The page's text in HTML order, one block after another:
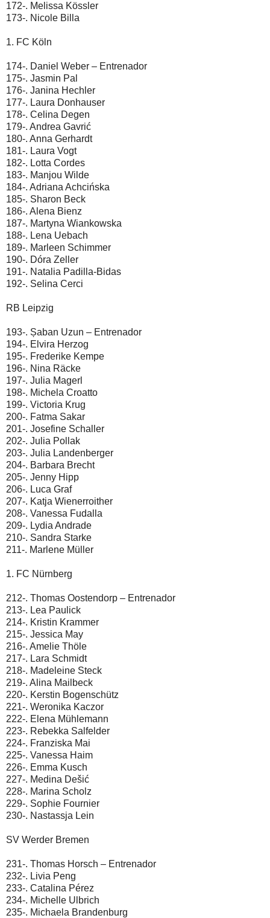
172-. Melissa Kössler
173-. Nicole Billa
1. FC Köln
174-. Daniel Weber – Entrenador
175-. Jasmin Pal
176-. Janina Hechler
177-. Laura Donhauser
178-. Celina Degen
179-. Andrea Gavrić
180-. Anna Gerhardt
181-. Laura Vogt
182-. Lotta Cordes
183-. Manjou Wilde
184-. Adriana Achcińska
185-. Sharon Beck
186-. Alena Bienz
187-. Martyna Wiankowska
188-. Lena Uebach
189-. Marleen Schimmer
190-. Dóra Zeller
191-. Natalia Padilla-Bidas
192-. Selina Cerci
RB Leipzig
193-. Șaban Uzun – Entrenador
194-. Elvira Herzog
195-. Frederike Kempe
196-. Nina Räcke
197-. Julia Magerl
198-. Michela Croatto
199-. Victoria Krug
200-. Fatma Sakar
201-. Josefine Schaller
202-. Julia Pollak
203-. Julia Landenberger
204-. Barbara Brecht
205-. Jenny Hipp
206-. Luca Graf
207-. Katja Wienerroither
208-. Vanessa Fudalla
209-. Lydia Andrade
210-. Sandra Starke
211-. Marlene Müller
1. FC Nürnberg
212-. Thomas Oostendorp – Entrenador
213-. Lea Paulick
214-. Kristin Krammer
215-. Jessica May
216-. Amelie Thöle
217-. Lara Schmidt
218-. Madeleine Steck
219-. Alina Mailbeck
220-. Kerstin Bogenschütz
221-. Weronika Kaczor
222-. Elena Mühlemann
223-. Rebekka Salfelder
224-. Franziska Mai
225-. Vanessa Haim
226-. Emma Kusch
227-. Medina Dešić
228-. Marina Scholz
229-. Sophie Fournier
230-. Nastassja Lein
SV Werder Bremen
231-. Thomas Horsch – Entrenador
232-. Livia Peng
233-. Catalina Pérez
234-. Michelle Ulbrich
235-. Michaela Brandenburg